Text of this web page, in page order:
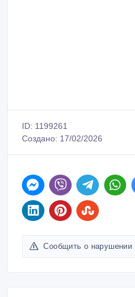
ID: 1199261
Создано: 17/02/2026
Сообщить о нарушении